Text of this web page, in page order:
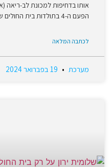
אותו בדחיפות למכונת לב-ריאה
הפעם ה-4 בתולדות בית החולים שדבר כזה קורה"
לכתבה המלאה
מערכת